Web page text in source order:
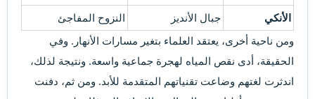
الأنكي
جبال الأنديز
النزوح المفاجئ
ومن ناحية أخرى، يعتقد العلماء بتغير مسارات الأنهار. وفي
الحقيقة، أدى نقص المياه لهجرة جماعية واسعة. ونتيجة لذلك،
اندثرت لغتهم وضاعت تقنياتهم المتقدمة للأبد. ومن ثم، دفنت